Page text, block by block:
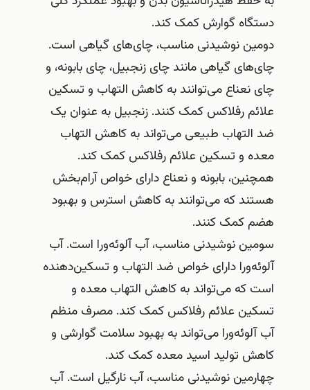
دستگاه گوارش کمک کند.
دومین نوشیدنی مناسب، چای‌های گیاهی است.
چای‌های گیاهی مانند چای زنجبیل، چای بابونه، و
چای نعناع می‌توانند به کاهش التهاب و تسکین
علائم رفلاکس کمک کنند. زنجبیل به عنوان یک
ضد التهاب طبیعی می‌تواند به کاهش التهاب
معده و تسکین علائم رفلاکس کمک کند.
همچنین، بابونه و نعناع دارای خواص آرام‌بخش
هستند که می‌توانند به کاهش استرس و بهبود
هضم کمک کنند.
سومین نوشیدنی مناسب، آب آلوئه‌ورا است. آب
آلوئه‌ورا دارای خواص ضد التهاب و تسکین‌دهنده
است که می‌تواند به کاهش التهاب معده و
تسکین علائم رفلاکس کمک کند. مصرف منظم
آب آلوئه‌ورا می‌تواند به بهبود سلامت گوارشی و
کاهش تولید اسید معده کمک کند.
چهارمین نوشیدنی مناسب، آب نارگیل است. آب